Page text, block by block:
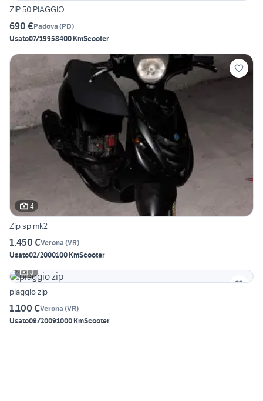
ZIP 50 PIAGGIO
690 €Padova (PD)
Usato07/19958400 KmScooter
4
Zip sp mk2
1.450 €Verona (VR)
Usato02/2000100 KmScooter
3
piaggio zip
1.100 €Verona (VR)
Usato09/20091000 KmScooter